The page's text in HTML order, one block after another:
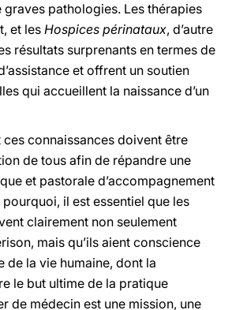
graves pathologies. Les thérapies
et les Hospices périnataux, d’autre
résultats surprenants en termes de
et offrent un soutien
qui accueillent la naissance d’un
connaissances doivent être
de tous afin de répandre une
et pastorale d’accompagnement
pourquoi, il est essentiel que les
clairement non seulement
mais qu’ils aient conscience
de la vie humaine, dont la
le but ultime de la pratique
de médecin est une mission, une